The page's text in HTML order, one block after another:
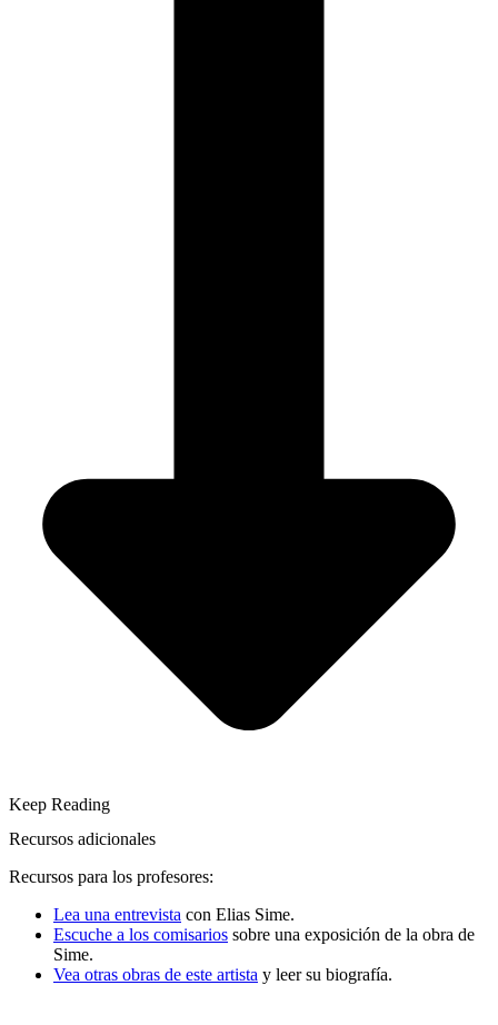
Keep Reading
Recursos adicionales
Recursos para los profesores:
Lea una entrevista con Elias Sime.
Escuche a los comisarios sobre una exposición de la obra de
Sime.
Vea otras obras de este artista y leer su biografía.